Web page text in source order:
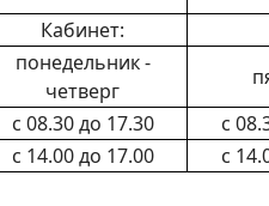
Кабинет:
понедельник -
четверг
с 08.30 до 17.30
с
с 14.00 до 17.00
с